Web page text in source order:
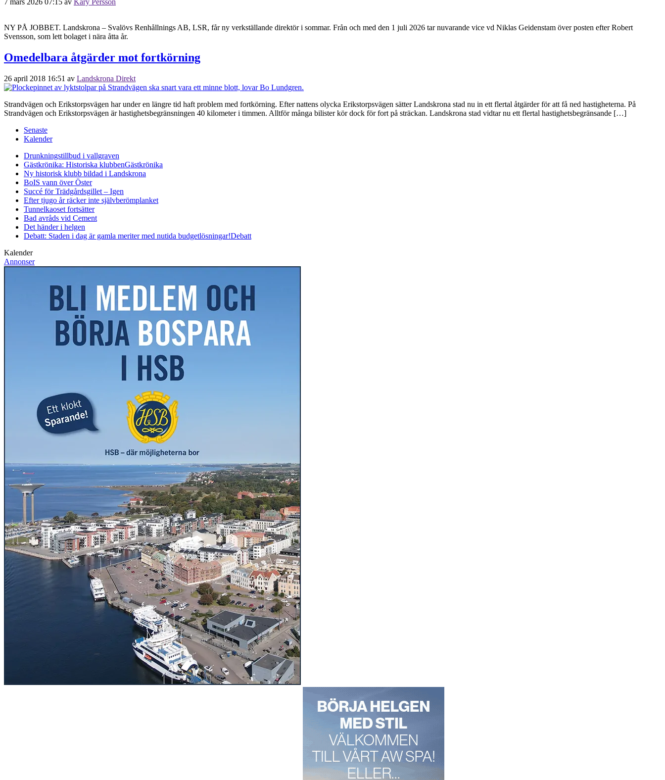
NY PÅ JOBBET. Landskrona – Svalövs Renhållnings AB, LSR, får ny verkställande direktör i sommar. Från och med den 1 juli 2026 tar nuvarande vice vd Niklas Geidenstam över posten efter Robert
Svensson, som lett bolaget i nära åtta år.
Omedelbara åtgärder mot fortkörning
26 april 2018 16:51 av Landskrona Direkt
Strandvägen och Erikstorpsvägen har under en längre tid haft problem med fortkörning. Efter nattens olycka Erikstorpsvägen sätter Landskrona stad nu in ett flertal åtgärder för att få ned hastigheterna. På
Strandvägen och Erikstorpsvägen är hastighetsbegränsningen 40 kilometer i timmen. Alltför många bilister kör dock för fort på sträckan. Landskrona stad vidtar nu ett flertal hastighetsbegränsande […]
Senaste
Kalender
Drunkningstillbud i vallgraven
Gästkrönika: Historiska klubbenGästkrönika
Ny historisk klubb bildad i Landskrona
BoIS vann över Öster
Succé för Trädgårdsgillet – Igen
Efter tjugo år räcker inte självberömplanket
Tunnelkaoset fortsätter
Bad avråds vid Cement
Det händer i helgen
Debatt: Staden i dag är gamla meriter med nutida budgetlösningar!Debatt
Kalender
Annonser